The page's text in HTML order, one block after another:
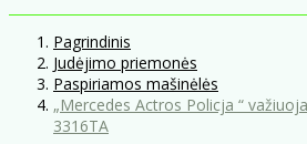
Pagrindinis
Judėjimo priemonės
Paspiriamos mašinėlės
„Mercedes Actros Policja “
3316TA